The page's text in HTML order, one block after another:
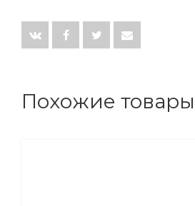
Похожие товары